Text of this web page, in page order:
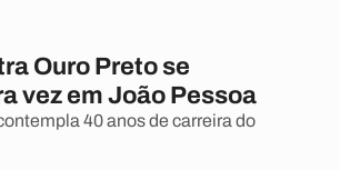
Ouro Preto se
vez em João Pessoa
40 anos de carreira do